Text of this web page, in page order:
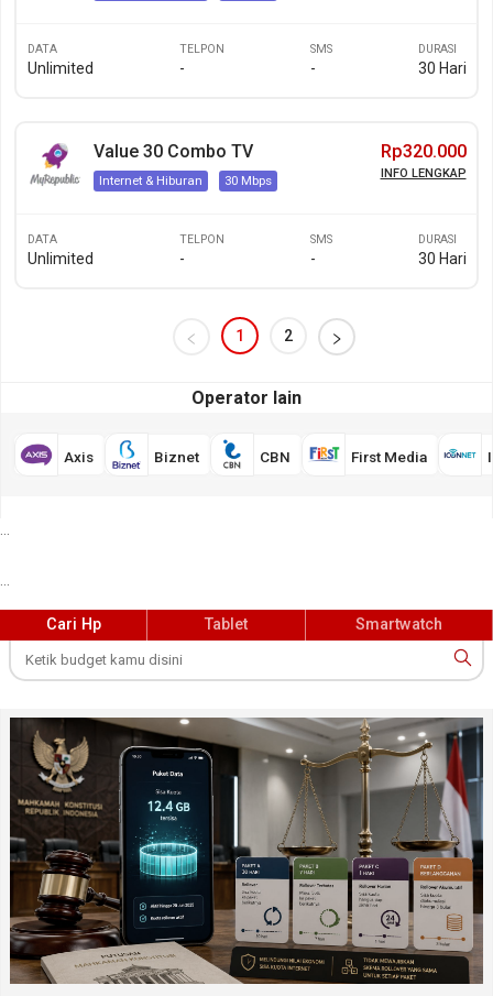
DATA
Unlimited
TELPON
-
SMS
-
DURASI
30 Hari
Value 30 Combo TV
Internet & Hiburan 30 Mbps
Rp320.000
INFO LENGKAP
DATA
Unlimited
TELPON
-
SMS
-
DURASI
30 Hari
1 2
Operator lain
Axis Biznet CBN First Media
Cari Hp Tablet Smartwatch